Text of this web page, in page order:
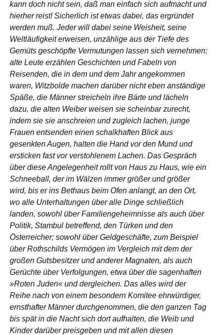
kann doch nicht sein, daß man einfach sich aufmacht und
hierher reist! Sicherlich ist etwas dabei, das ergründet
werden muß. Jeder will dabei seine Weisheit, seine
Weltläufigkeit erweisen, unzählige aus der Tiefe des
Gemüts geschöpfte Vermutungen lassen sich vernehmen;
alte Leute erzählen Geschichten und Fabeln von
Reisenden, die in dem und dem Jahr angekommen
waren, Witzbolde machen darüber nicht eben anständige
Späße, die Männer streicheln ihre Bärte und lächeln
dazu, die alten Weiber weisen sie scheinbar zurecht,
indem sie sie anschreien und zugleich lachen, junge
Frauen entsenden einen schalkhaften Blick aus
gesenkten Augen, halten die Hand vor den Mund und
ersticken fast vor verstohlenem Lachen. Das Gespräch
über diese Angelegenheit rollt von Haus zu Haus, wie ein
Schneeball, der im Wälzen immer größer und größer
wird, bis er ins Bethaus beim Ofen anlangt, an den Ort,
wo alle Unterhaltungen über alle Dinge schließlich
landen, sowohl über Familiengeheimnisse als auch über
Politik, Stambul betreffend, den Türken und den
Österreicher; sowohl über Geldgeschäfte, zum Beispiel
über Rothschilds Vermögen im Vergleich mit dem der
großen Gutsbesitzer und anderer Magnaten, als auch
Gerüchte über Verfolgungen, etwa über die sagenhaften
»Roten Juden« und dergleichen. Das alles wird der
Reihe nach von einem besondern Komitee ehrwürdiger,
ernsthafter Männer durchgenommen, die den ganzen Tag
bis spät in die Nacht sich dort aufhalten, die Weib und
Kinder darüber preisgeben und mit allen diesen